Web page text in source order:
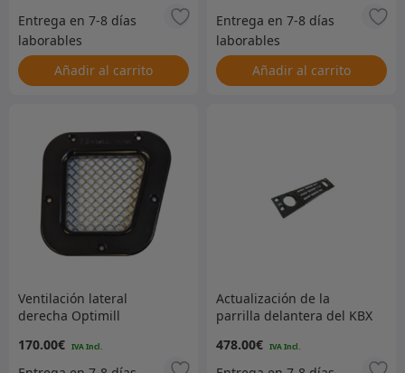
Añadir al carrito Añadir al carrito
Ventilación lateral
derecha Optimill
malla de acero inoxidable
pulido
170.00€
Actualización de la
parrilla delantera del KBX
Black estándar
478.00€